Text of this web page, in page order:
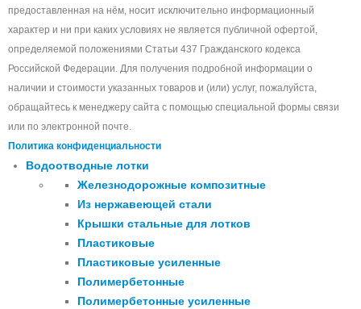
предоставленная на нём, носит исключительно информационный
характер и ни при каких условиях не является публичной офертой,
определяемой положениями Статьи 437 Гражданского кодекса
Российской Федерации. Для получения подробной информации о
наличии и стоимости указанных товаров и (или) услуг, пожалуйста,
обращайтесь к менеджеру сайта с помощью специальной формы связи
или по электронной почте.
Политика конфиденциальности
Водоотводные лотки
Железнодорожные композитные
Из нержавеющей стали
Крышки стальные для лотков
Пластиковые
Пластиковые усиленные
Полимербетонные
Полимербетонные усиленные